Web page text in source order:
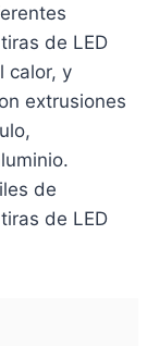
de LED
calor, y
extrusiones
de
de LED